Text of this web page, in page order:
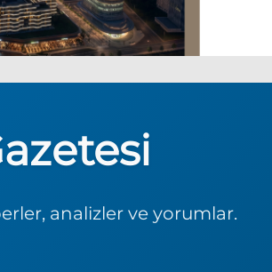
analizler ve yorumlar.